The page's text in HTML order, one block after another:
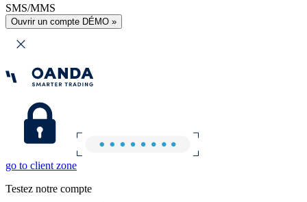
SMS/MMS
Ouvrir un compte DÉMO »
go to client zone
Testez notre compte